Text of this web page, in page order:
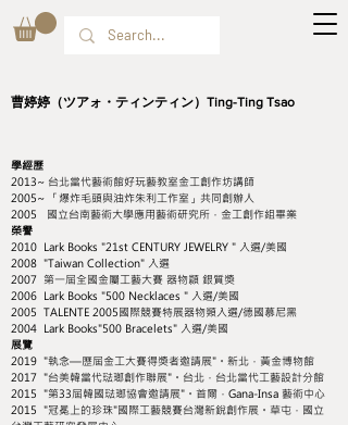
曹婷婷（ツアォ・ティンティン）Ting-Ting Tsao
學經歷
2013~ 台北當代藝術館好玩藝教室金工創作坊講師
2005~ 「爆炸毛頭與油炸朱利工作室」共同創辦人
2005 國立台南藝術大學應用藝術研究所，金工創作組畢業
榮譽
2010 Lark Books "21st CENTURY JEWELRY " 入選/美國
2008 "Taiwan Collection" 入選
2007 第一屆全國金屬工藝大賽 器物纇 銀質獎
2006 Lark Books "500 Necklaces " 入選/美國
2005 TALENTE 2005國際競賽特展器物類入選/德國慕尼黑
2004 Lark Books"500 Bracelets" 入選/美國
展覽
2019 "執念—歷屆金工大賽得獎者邀請展"。新北，黃金博物館
2017 "台美韓當代琺瑯創作聯展"。台北，台北當代工藝設計分館
2015 "第33屆韓國琺瑯協會邀請展"。首爾，Gana-Insa 藝術中心
2015 "冠冕上的珍珠"國際工藝競賽台灣新銳創作展。草屯，國立